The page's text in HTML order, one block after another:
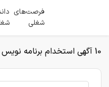
فرصت‌های
شغلی
10 آگهی استخدام برنامه نویس دلفی